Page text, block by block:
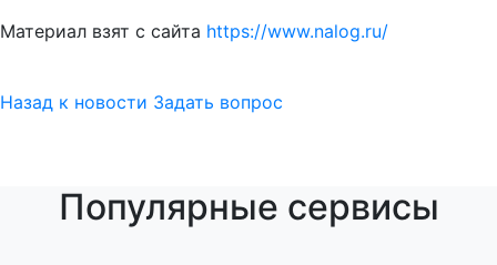
Материал взят с сайта https://www.nalog.ru/
Назад к новости Задать вопрос
Популярные сервисы